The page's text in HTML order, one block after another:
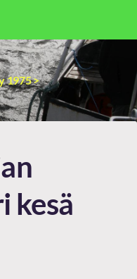
1975 >
kesä